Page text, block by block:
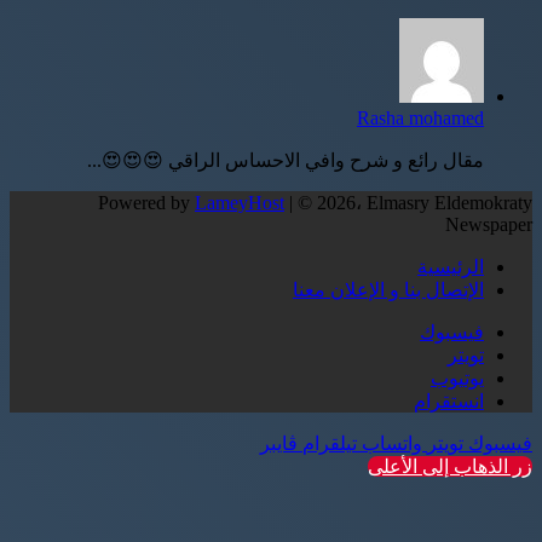
Rasha mohamed
مقال رائع و شرح وافي الاحساس الراقي 😍😍😍...
Powered by LameyHost | © 2026، Elmasry Eldemokraty
Newspaper
الرئيسية
الإتصال بنا و الإعلان معنا
فيسبوك
تويتر
يوتيوب
انستقرام
فيسبوك تويتر واتساب تيلقرام ڤايبر
زر الذهاب إلى الأعلى